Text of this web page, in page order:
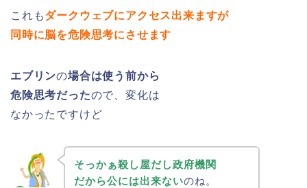
これもダークウェブにアクセス出来ますが
同時に脳を危険思考にさせます
エブリンの場合は使う前から
危険思考だったので、変化は
なかったですけど
そっかぁ殺し屋だし政府機関
だから公には出来ないのね。